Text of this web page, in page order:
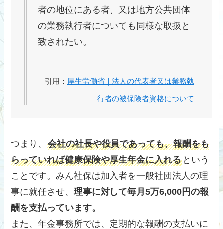
者の地位にある者、又は地方公共団体
の業務執行者についても同様な取扱と
致されたい。
引用： 厚生労働省｜法人の代表者又は業務執
行者の被保険者資格について
つまり、会社の社長や役員であっても、報酬をも
らっていれば健康保険や厚生年金に入れる という
ことです。みん社保は加入者を一般社団法人の理
事に就任させ、理事に対して毎月5万6,000円の報
酬を支払っています。
また、年金事務所では、定期的な報酬の支払いに